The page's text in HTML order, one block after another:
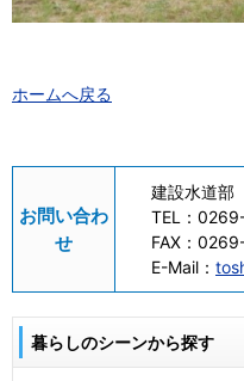
ホームへ戻る
お問い合わ
せ
建設水道
TEL：
FAX：
E-Mail：
暮らしのシーンから探す